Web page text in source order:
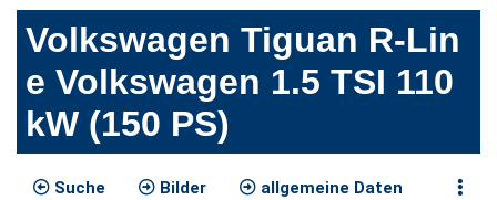
Volkswagen Tiguan R-Lin
e Volkswagen 1.5 TSI 110
kW (150 PS)
Suche Bilder allgemeine Daten